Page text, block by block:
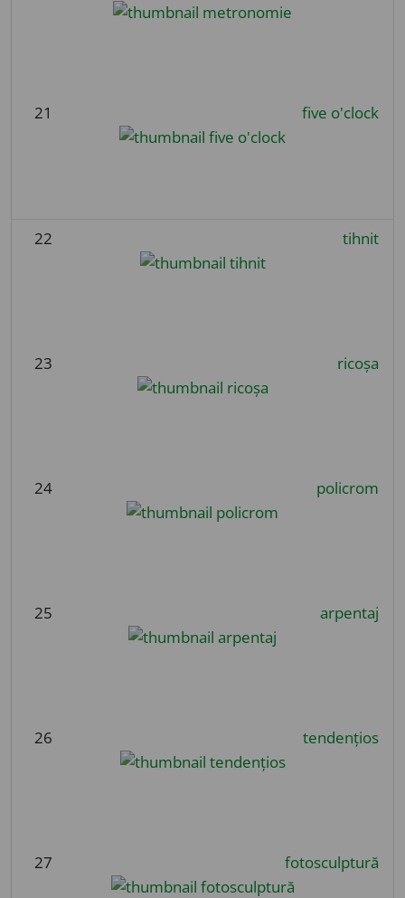
21 five o'clock
22 tihnit
23 ricoșa
24 policrom
25 arpentaj
26 tendențios
27 fotosculptură